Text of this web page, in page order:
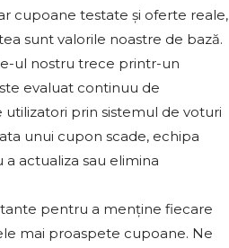
cupoane testate și oferte reale,
sunt valorile noastre de bază.
ul nostru trece printr-un
evaluat continuu de
prin sistemul de voturi
unui cupon scade, echipa
actualiza sau elimina
pentru a menține fiecare
mai proaspete cupoane. Ne